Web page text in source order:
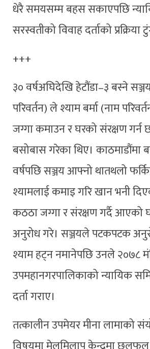
धेरै समयसम्म बहस सकाएपछि
सरस्वतीको विवाह दर्ताको प्रक्रिया
‌‌+++
३० वर्षअघिदेखि हेटौंडा–३ बस्ने
परिवर्तन) ले श्याम बर्मा (नाम
जग्गा कमाउन र घरको संरक्षण गर्न
बसोबास गरेका थिए। काठमाडौंमा
वर्षपछि सञ्जय आफ्नो थातथलो
श्यामलाई कमाइ गरि खान भनी
कठठा जग्गा र संरक्षण गर्दै आएको
अनुरोध गरे। सञ्जयले पटकपटक
श्याम हट्न नमानेपछि उनले २०७८
उपमहानगरपालिकाको न्यायिक
दर्ता गराए।
तत्कालीन उपमेयर मीना लामाको